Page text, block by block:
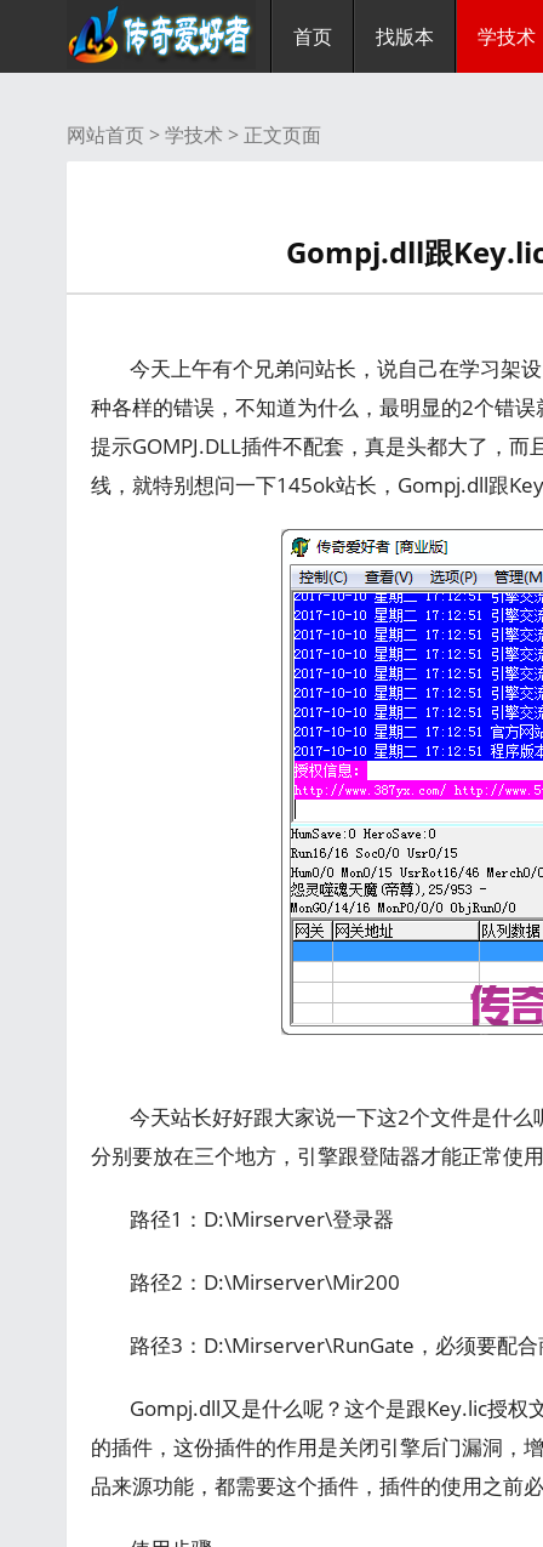
首页 找版本 学技术
网站首页 >学技术 > 正文页面
Gompj.dll跟
今天上午有个兄弟问站长，说自己在学习架
种各样的错误，不知道为什么，最明显的2个错
提示GOMPJ.DLL插件不配套，真是头都大了，
线，就特别想问一下145ok站长，Gompj.dll跟
今天站长好好跟大家说一下这2个文件是什么
分别要放在三个地方，引擎跟登陆器才能正常使
路径1：D:\Mirserver\登录器
路径2：D:\Mirserver\Mir200
路径3：D:\Mirserver\RunGate，必须要配
Gompj.dll又是什么呢？这个是跟Key.lic授权
的插件，这份插件的作用是关闭引擎后门漏洞，
品来源功能，都需要这个插件，插件的使用之前